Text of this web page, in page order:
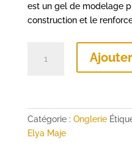
est un gel de modelage
construction et le
Creamy
Gel
Catégorie : Onglerie
Elya Maje